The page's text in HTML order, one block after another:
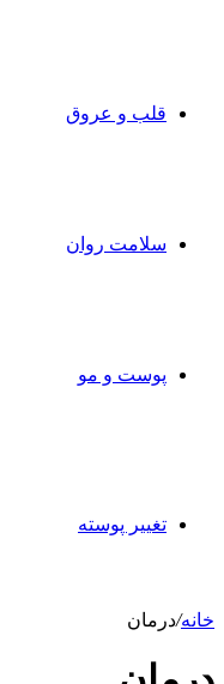
قلب و عروق
سلامت روان
پوست و مو
تغییر پوسته
خانه/درمان